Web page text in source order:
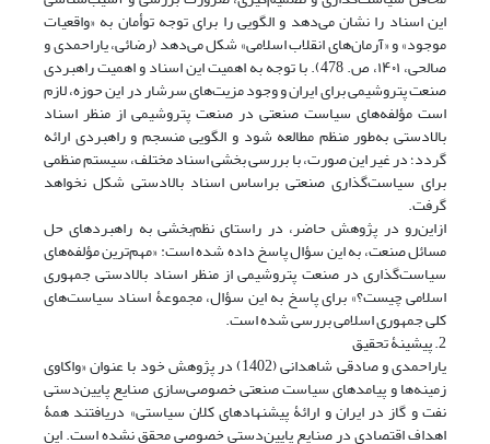
این اسناد را نشان می‌دهد و الگویی را برای توجه توأمان به «واقعیات
موجود» و «آرمان‌های انقلاب اسلامی» شکل می‌دهد ‏(رضائی، یاراحمدی و
صالحی، ۱۴۰۱، ص. 478). با توجه به اهمیت این اسناد و اهمیت راهبردی
صنعت پتروشیمی برای ایران و وجود مزیت‌های سرشار در این حوزه، لازم
است مؤلفه‌های سیاست‌ صنعتی در صنعت پتروشیمی از منظر اسناد
بالادستی به‌طور منظم مطالعه شود و الگویی منسجم و راهبردی ارائه
گردد؛ در غیر این صورت، با بررسی بخشی اسناد مختلف، سیستم منظمی
برای سیاست‌گذاری صنعتی براساس اسناد بالادستی شکل نخواهد
گرفت.
ازاین‌رو در پژوهش حاضر، در راستای نظم‌بخشی به راهبردهای حل
مسائل صنعت، به این سؤال پاسخ داده شده است: «مهم‌ترین مؤلفه‌های
سیاست‌گذاری در صنعت پتروشیمی از منظر اسناد بالادستی جمهوری
اسلامی چیست؟» برای پاسخ به این سؤال، مجموعۀ اسناد سیاست‌های
کلی جمهوری اسلامی بررسی شده است.
2. پیشینۀ تحقیق
یاراحمدی و صادقی شاهدانی (1402) در پژوهش خود با عنوان «واکاوی
زمینه‌ها و پیامدهای سیاست صنعتی خصوصی‌سازی صنایع پایین‌دستی
نفت و گاز در ایران و ارائۀ پیشنهاد‌های کلان سیاستی» دریافتند همۀ
اهداف اقتصادی در صنایع پایین‌دستی خصوصی محقق نشده‌ است. این